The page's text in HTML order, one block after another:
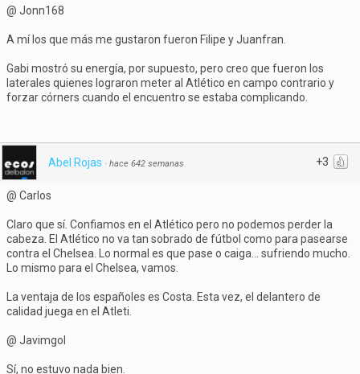
@ Jonn168
A mí los que más me gustaron fueron Filipe y Juanfran.
Gabi mostró su energía, por supuesto, pero creo que fueron los
laterales quienes lograron meter al Atlético en campo contrario y
forzar córners cuando el encuentro se estaba complicando.
+3
Abel Rojas · hace 642 semanas
@ Carlos
Claro que sí. Confiamos en el Atlético pero no podemos perder la
cabeza. El Atlético no va tan sobrado de fútbol como para pasearse
contra el Chelsea. Lo normal es que pase o caiga... sufriendo mucho.
Lo mismo para el Chelsea, vamos.
La ventaja de los españoles es Costa. Esta vez, el delantero de
calidad juega en el Atleti.
@ Javimgol
Sí, no estuvo nada bien.